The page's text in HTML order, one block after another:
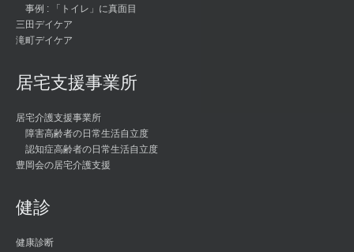
事例 : 「トイレ」に真面目
三田デイケア
滝町デイケア
居宅支援事業所
居宅介護支援事業所
障害高齢者の日常生活自立度
認知症高齢者の日常生活自立度
豊岡会の居宅介護支援
健診
健康診断